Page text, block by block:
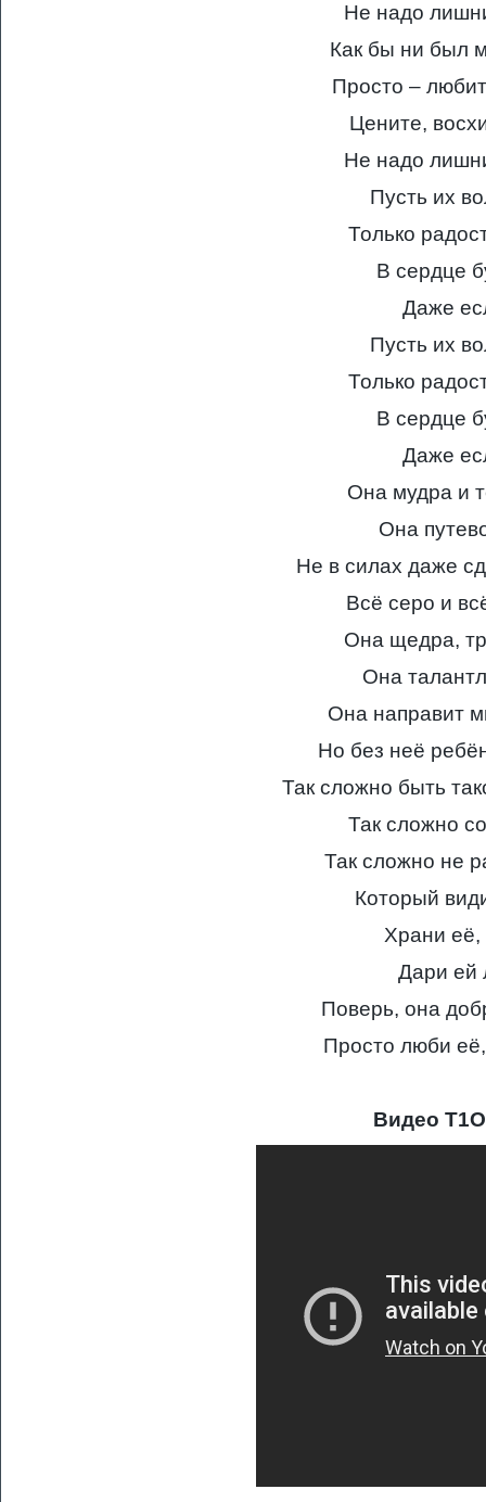
Не надо
Как бы ни был
Просто –
Цените,
Не надо
Пусть их
Только
В сердце
Даже
Пусть их
Только
В сердце
Даже
Она мудра и
Она
Не в силах даже
Всё серо и
Она щедра,
Она
Она направит
Но без неё
Так сложно быть
Так сложно
Так сложно не
Который
Храни её,
Дари ей
Поверь, она
Просто люби
Видео